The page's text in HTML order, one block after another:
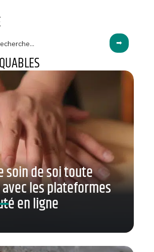
soin de soi toute
avec les plateformes
en ligne